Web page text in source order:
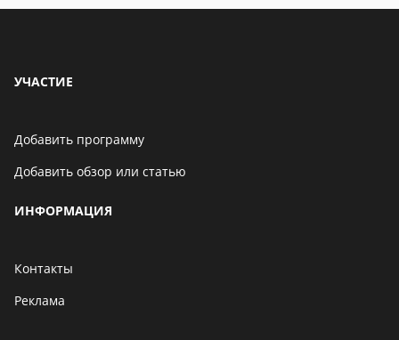
УЧАСТИЕ
Добавить программу
Добавить обзор или статью
ИНФОРМАЦИЯ
Контакты
Реклама